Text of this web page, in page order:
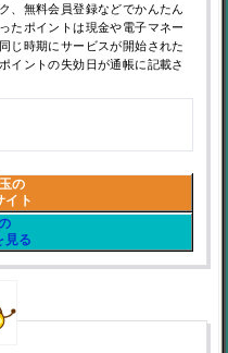
、無料会員登録などでかんたん
たポイントは現金や電子マネー
じ時期にサービスが開始された
イントの失効日が通帳に記載さ
の
イト
見る